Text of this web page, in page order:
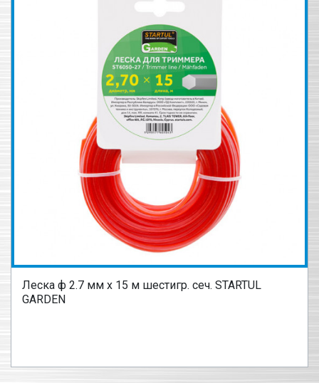
Леска ф 2.7 мм х 15 м шестигр. сеч. STARTUL
GARDEN